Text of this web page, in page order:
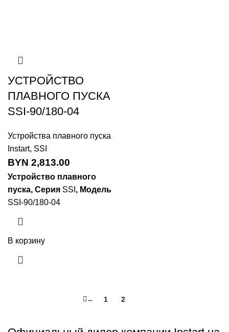
УСТРОЙСТВО
ПЛАВНОГО ПУСКА
SSI-90/180-04
Устройства плавного пуска
Instart, SSI
BYN 2,813.00
Устройство плавного
пуска, Серия SSI , Модель
SSI-90/180-04
В корзину
← 1 2